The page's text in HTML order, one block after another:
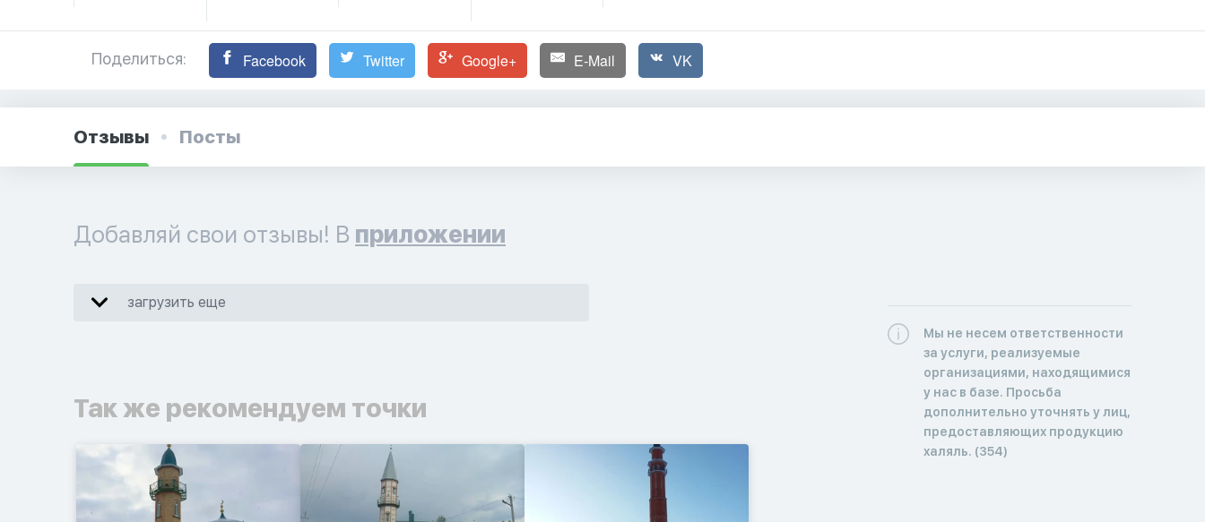
Поделиться: Facebook Twitter Google+ E-Mail VK
Отзывы Посты
Добавляй свои отзывы! В приложении
загрузить еще
Так же рекомендуем точки
Мы не несем ответственности
за услуги, реализуемые
организациями, находящимися
у нас в базе. Просьба
дополнительно уточнять у лиц,
предоставляющих продукцию
халяль. (354)